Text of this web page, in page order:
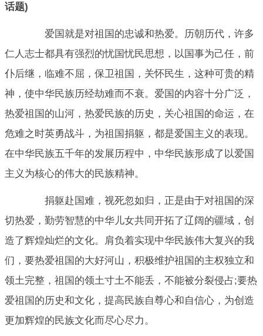
话题)
爱国就是对祖国的忠诚和热爱。历朝历代，许多
仁人志士都具有强烈的忧国忧民思想，以国事为己任，前
仆后继，临难不屈，保卫祖国，关怀民生，这种可贵的精
神，使中华民族历经劫难而不衰。爱国的内容十分广泛，
热爱祖国的山河，热爱民族的历史，关心祖国的命运，在
危难之时英勇战斗，为祖国捐躯，都是爱国主义的表现。
在中华民族五千年的发展历程中，中华民族形成了以爱国
主义为核心的伟大的民族精神。
捐躯赴国难，视死忽如归，正是由于对祖国的深
切热爱，勤劳智慧的中华儿女共同开拓了辽阔的疆域，创
造了辉煌灿烂的文化。肩负着实现中华民族伟大复兴的我
们，要热爱祖国的大好河山，积极维护祖国的主权独立和
领土完整，祖国的领土寸土不能丢，不能被分裂侵占;要热
爱祖国的历史和文化，提高民族自尊心和自信心，为创造
更加辉煌的民族文化而尽心尽力。